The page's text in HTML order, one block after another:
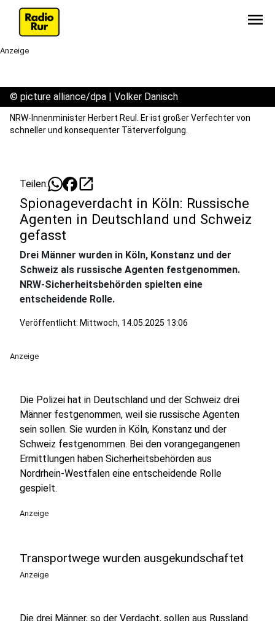
menu
Anzeige
© picture alliance/dpa | Volker Danisch
NRW-Innenminister Herbert Reul. Er ist großer Verfechter von
schneller und konsequenter Täterverfolgung.
Teilen: open_in_new
Spionageverdacht in Köln: Russische
Agenten in Deutschland und Schweiz
gefasst
Drei Männer wurden in Köln, Konstanz und der
Schweiz als russische Agenten festgenommen.
NRW-Sicherheitsbehörden spielten eine
entscheidende Rolle.
Veröffentlicht: Mittwoch, 14.05.2025 13:06
Anzeige
Die Polizei hat in Deutschland und der Schweiz drei
Männer festgenommen, weil sie russische Agenten
sein sollen. Sie wurden in Köln, Konstanz und der
Schweiz festgenommen. Bei den vorangegangenen
Ermittlungen haben Sicherheitsbehörden aus
Nordrhein-Westfalen eine entscheidende Rolle
gespielt.
Anzeige
Transportwege wurden ausgekundschaftet
Anzeige
Die drei Männer, so der Verdacht, sollen aus Russland